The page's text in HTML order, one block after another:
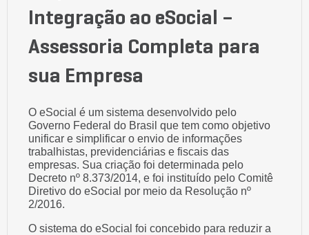
Integração ao eSocial –
Assessoria Completa para
sua Empresa
O eSocial é um sistema desenvolvido pelo
Governo Federal do Brasil que tem como objetivo
unificar e simplificar o envio de informações
trabalhistas, previdenciárias e fiscais das
empresas. Sua criação foi determinada pelo
Decreto nº 8.373/2014, e foi instituído pelo Comitê
Diretivo do eSocial por meio da Resolução nº
2/2016.
O sistema do eSocial foi concebido para reduzir a